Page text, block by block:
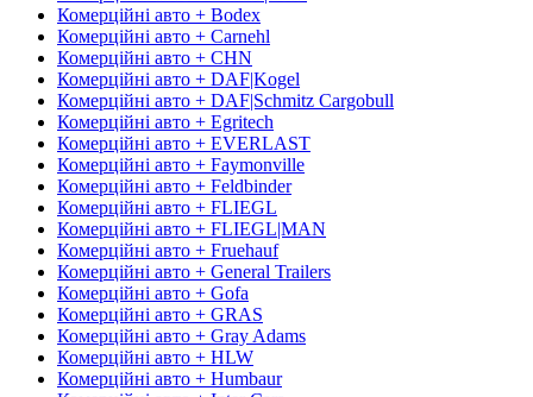
Комерційні авто + Bodex
Комерційні авто + Carnehl
Комерційні авто + CHN
Комерційні авто + DAF|Kogel
Комерційні авто + DAF|Schmitz Cargobull
Комерційні авто + Egritech
Комерційні авто + EVERLAST
Комерційні авто + Faymonville
Комерційні авто + Feldbinder
Комерційні авто + FLIEGL
Комерційні авто + FLIEGL|MAN
Комерційні авто + Fruehauf
Комерційні авто + General Trailers
Комерційні авто + Gofa
Комерційні авто + GRAS
Комерційні авто + Gray Adams
Комерційні авто + HLW
Комерційні авто + Humbaur